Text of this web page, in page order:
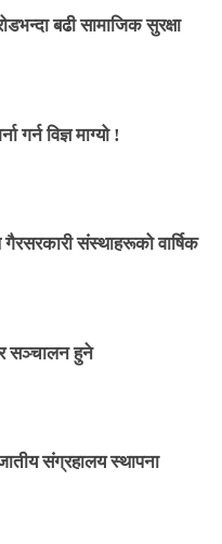
बढी सामाजिक सुरक्षा
गर्न विज्ञ माग्यो !
संस्थाहरूको वार्षिक
सञ्चालन हुने
संग्रहालय स्थापना